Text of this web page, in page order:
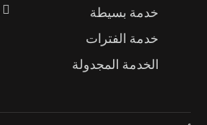
خدمة بسيطة
خدمة الفترات
الخدمة المجدولة